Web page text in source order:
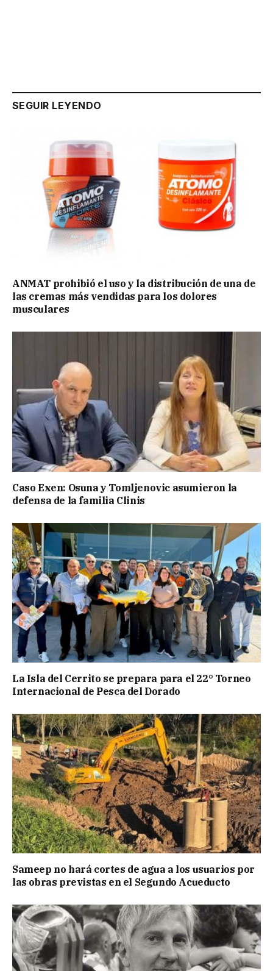
SEGUIR LEYENDO
ANMAT prohibió el uso y la distribución de una de
las cremas más vendidas para los dolores
musculares
Caso Exen: Osuna y Tomljenovic asumieron la
defensa de la familia Clinis
La Isla del Cerrito se prepara para el 22° Torneo
Internacional de Pesca del Dorado
Sameep no hará cortes de agua a los usuarios por
las obras previstas en el Segundo Acueducto